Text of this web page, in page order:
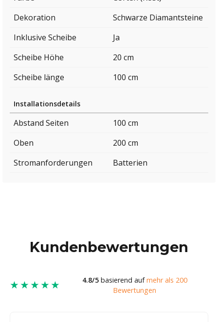
Dekoration
Schwarze Diamantsteine
Inklusive Scheibe
Ja
Scheibe Höhe
20 cm
Scheibe länge
100 cm
Installationsdetails
Abstand Seiten
100 cm
Oben
200 cm
Stromanforderungen
Batterien
Kundenbewertungen
★★★★★ 4.8/5basierend aufmehr als 200
Bewertungen